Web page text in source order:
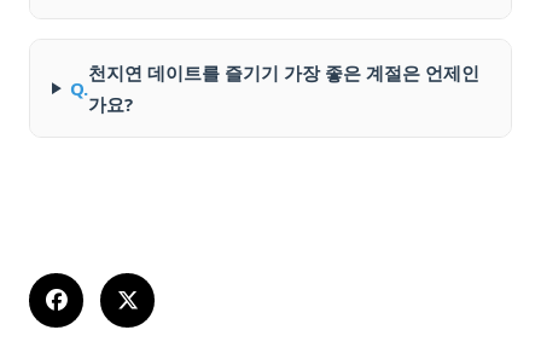
Q.
천지연 데이트를 즐기기 가장 좋은 계절은 언제인
가요?